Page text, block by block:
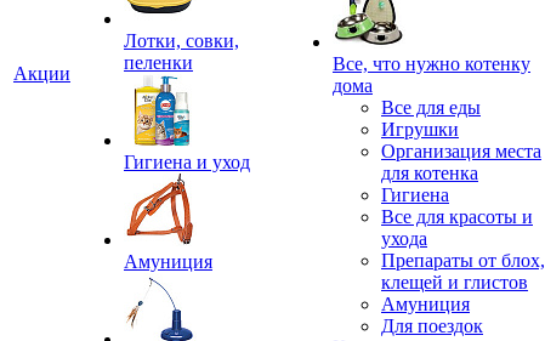
Акции
Лотки, совки,
пеленки
Гигиена и уход
Амуниция
Все, что нужно котенку
дома
Все для еды
Игрушки
Организация места
для котенка
Гигиена
Все для красоты и
ухода
Препараты от блох,
клещей и глистов
Амуниция
Для поездок